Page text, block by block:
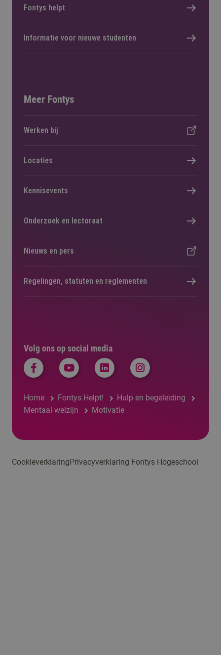
Volg ons op social media
Home Fontys Helpt!
Hulp en begeleiding
Mentaal welzijn
Motivatie
Fontys helpt
Informatie voor nieuwe studenten
Meer Fontys
Werken bij
Locaties
Kennisevents
Onderzoek en lectoraat
Nieuws en pers
Regelingen, statuten en reglementen
CookieverklaringPrivacyverklaring Fontys Hogeschool